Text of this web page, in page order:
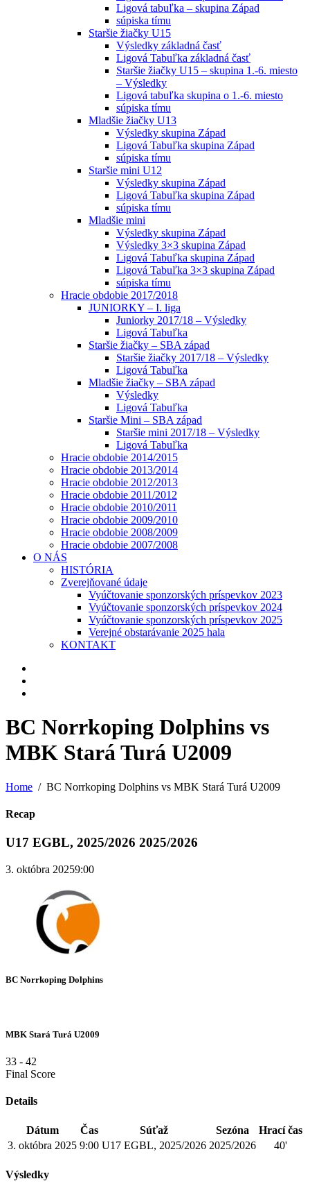
Ligová tabuľka – skupina Západ
súpiska tímu
Staršie žiačky U15
Výsledky základná časť
Ligová Tabuľka základná časť
Staršie žiačky U15 – skupina 1.-6. miesto
– Výsledky
Ligová tabuľka skupina o 1.-6. miesto
súpiska tímu
Mladšie žiačky U13
Výsledky skupina Západ
Ligová Tabuľka skupina Západ
súpiska tímu
Staršie mini U12
Výsledky skupina Západ
Ligová Tabuľka skupina Západ
súpiska tímu
Mladšie mini
Výsledky skupina Západ
Výsledky 3×3 skupina Západ
Ligová Tabuľka skupina Západ
Ligová Tabuľka 3×3 skupina Západ
súpiska tímu
Hracie obdobie 2017/2018
JUNIORKY – I. liga
Juniorky 2017/18 – Výsledky
Ligová Tabuľka
Staršie žiačky – SBA západ
Staršie žiačky 2017/18 – Výsledky
Ligová Tabuľka
Mladšie žiačky – SBA západ
Výsledky
Ligová Tabuľka
Staršie Mini – SBA západ
Staršie mini 2017/18 – Výsledky
Ligová Tabuľka
Hracie obdobie 2014/2015
Hracie obdobie 2013/2014
Hracie obdobie 2012/2013
Hracie obdobie 2011/2012
Hracie obdobie 2010/2011
Hracie obdobie 2009/2010
Hracie obdobie 2008/2009
Hracie obdobie 2007/2008
O NÁS
HISTÓRIA
Zverejňované údaje
Vyúčtovanie sponzorských príspevkov 2023
Vyúčtovanie sponzorských príspevkov 2024
Vyúčtovanie sponzorských príspevkov 2025
Verejné obstarávanie 2025 hala
KONTAKT
BC Norrkoping Dolphins vs
MBK Stará Turá U2009
Home BC Norrkoping Dolphins vs MBK Stará Turá U2009
Recap
U17 EGBL, 2025/2026 2025/2026
3. októbra 20259:00
BC Norrkoping Dolphins
MBK Stará Turá U2009
33 - 42
Final Score
Details
Dátum Čas Súťaž Sezóna
Hrací čas
3. októbra 2025 9:00 U17 EGBL, 2025/2026 2025/2026 40'
Výsledky